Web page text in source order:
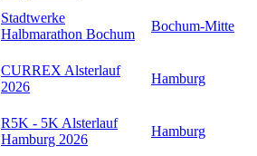
Stadtwerke
Halbmarathon Bochum
Bochum-Mitte
CURREX Alsterlauf
2026
Hamburg
R5K - 5K Alsterlauf
Hamburg 2026
Hamburg